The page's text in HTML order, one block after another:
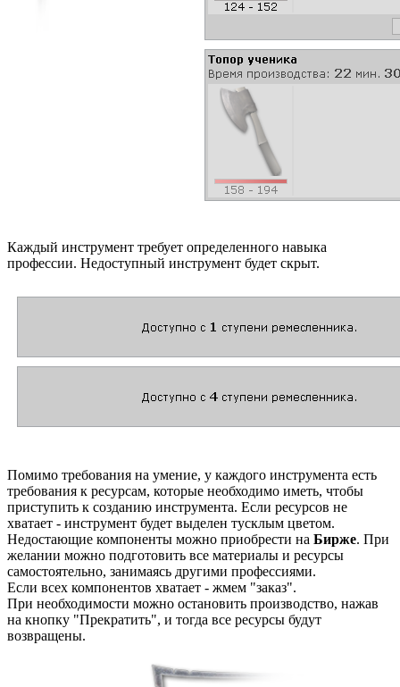
Каждый инструмент требует определенного навыка
профессии. Недоступный инструмент будет скрыт.
Помимо требования на умение, у каждого инструмента есть
требования к ресурсам, которые необходимо иметь, чтобы
приступить к созданию инструмента. Если ресурсов не
хватает - инструмент будет выделен тусклым цветом.
Недостающие компоненты можно приобрести на Бирже. При
желании можно подготовить все материалы и ресурсы
самостоятельно, занимаясь другими профессиями.
Если всех компонентов хватает - жмем "заказ".
При необходимости можно остановить производство, нажав
на кнопку "Прекратить", и тогда все ресурсы будут
возвращены.